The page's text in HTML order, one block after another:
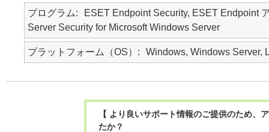
プログラム
ESET Endpoint Security, ESET Endpoint
Server Security for Microsoft Windows Server
プラットフォーム（OS） Windows, Windows Server,
【 より良いサポート情報のご提供のため
たか？